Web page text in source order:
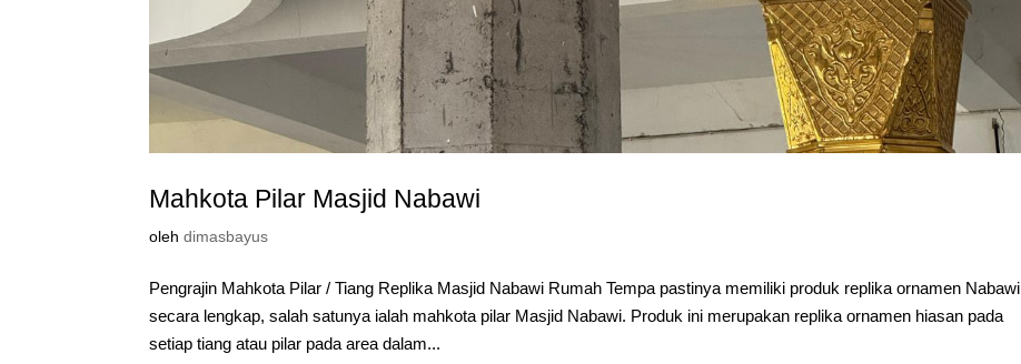
Mahkota Pilar Masjid Nabawi
olehdimasbayus
Pengrajin Mahkota Pilar / Tiang Replika Masjid Nabawi Rumah Tempa pastinya memiliki produk replika ornamen Nabawi
secara lengkap, salah satunya ialah mahkota pilar Masjid Nabawi. Produk ini merupakan replika ornamen hiasan pada
setiap tiang atau pilar pada area dalam...